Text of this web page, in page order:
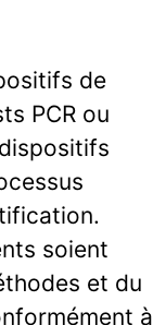
de
PCR ou
soient
et du
à